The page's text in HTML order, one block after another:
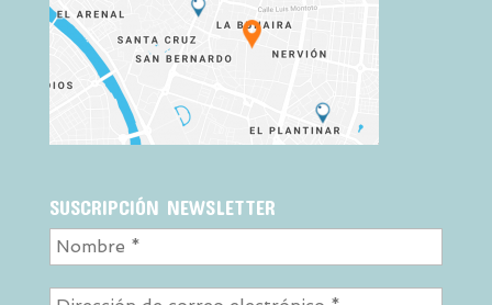
SUSCRIPCIÓN NEWSLETTER